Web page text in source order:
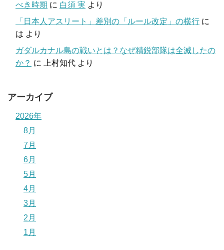
べき時期 に 白須 実 より
「日本人アスリート」差別の「ルール改定」の横行 に
は より
ガダルカナル島の戦いとは？なぜ精鋭部隊は全滅したの
か？ に 上村知代 より
アーカイブ
2026年
8月
7月
6月
5月
4月
3月
2月
1月